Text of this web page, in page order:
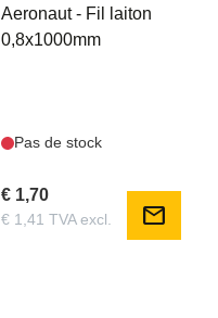
Aeronaut - Fil laiton
0,8x1000mm
Pas de stock
€ 1,70
€ 1,41 TVA excl. mail